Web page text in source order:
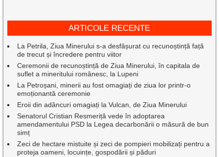
ARTICOLE RECENTE
La Petrila, Ziua Minerului s-a desfășurat cu recunoștință față
de trecut și încredere pentru viitor
Ceremonii de recunoștință de Ziua Minerului, în capitala de
suflet a mineritului românesc, la Lupeni
La Petroșani, minerii au fost omagiați de ziua lor printr-o
emoționantă ceremonie
Eroii din adâncuri omagiați la Vulcan, de Ziua Minerului
Senatorul Cristian Resmeriță vede în adoptarea
amendamentului PSD la Legea decarbonării o măsură de bun
simț
Zeci de hectare mistuite și zeci de pompieri mobilizați pentru a
proteja oameni, locuințe, gospodării și păduri